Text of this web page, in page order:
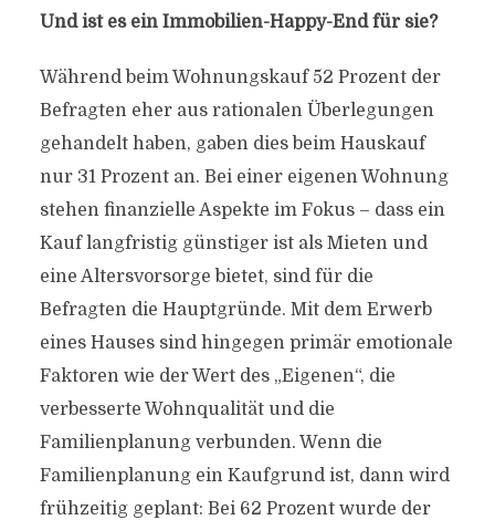
Und ist es ein Immobilien-Happy-End für sie?
Während beim Wohnungskauf 52 Prozent der
Befragten eher aus rationalen Überlegungen
gehandelt haben, gaben dies beim Hauskauf
nur 31 Prozent an. Bei einer eigenen Wohnung
stehen finanzielle Aspekte im Fokus – dass ein
Kauf langfristig günstiger ist als Mieten und
eine Altersvorsorge bietet, sind für die
Befragten die Hauptgründe. Mit dem Erwerb
eines Hauses sind hingegen primär emotionale
Faktoren wie der Wert des „Eigenen“, die
verbesserte Wohnqualität und die
Familienplanung verbunden. Wenn die
Familienplanung ein Kaufgrund ist, dann wird
frühzeitig geplant: Bei 62 Prozent wurde der